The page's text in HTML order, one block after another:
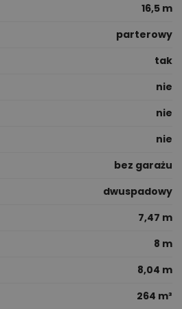
16,5 m
parterowy
tak
nie
nie
nie
bez garażu
dwuspadowy
7,47 m
8 m
8,04 m
264 m³